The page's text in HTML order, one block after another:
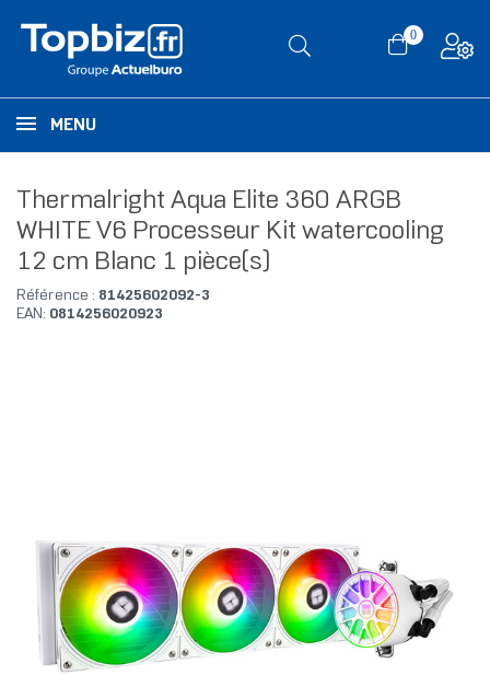
0
MENU
Thermalright Aqua Elite 360 ARGB
WHITE V6 Processeur Kit watercooling
12 cm Blanc 1 pièce(s)
Référence : 81425602092-3
EAN: 0814256020923